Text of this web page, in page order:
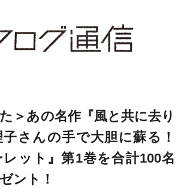
＞あの名作『風と共に去り
さんの手で大胆に蘇る！
レット』第1巻を合計100名
ント！